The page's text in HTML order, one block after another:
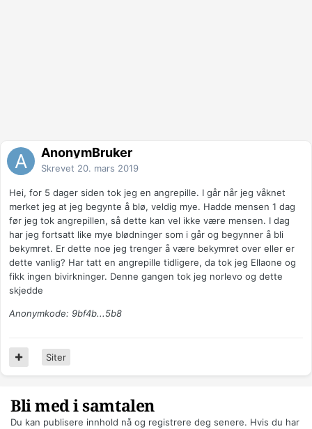
AnonymBruker
Skrevet 20. mars 2019
Hei, for 5 dager siden tok jeg en angrepille. I går når jeg våknet
merket jeg at jeg begynte å blø, veldig mye. Hadde mensen 1 dag
før jeg tok angrepillen, så dette kan vel ikke være mensen. I dag
har jeg fortsatt like mye blødninger som i går og begynner å bli
bekymret. Er dette noe jeg trenger å være bekymret over eller er
dette vanlig? Har tatt en angrepille tidligere, da tok jeg Ellaone og
fikk ingen bivirkninger. Denne gangen tok jeg norlevo og dette
skjedde
Anonymkode: 9bf4b...5b8
Siter
Bli med i samtalen
Du kan publisere innhold nå og registrere deg senere. Hvis du har